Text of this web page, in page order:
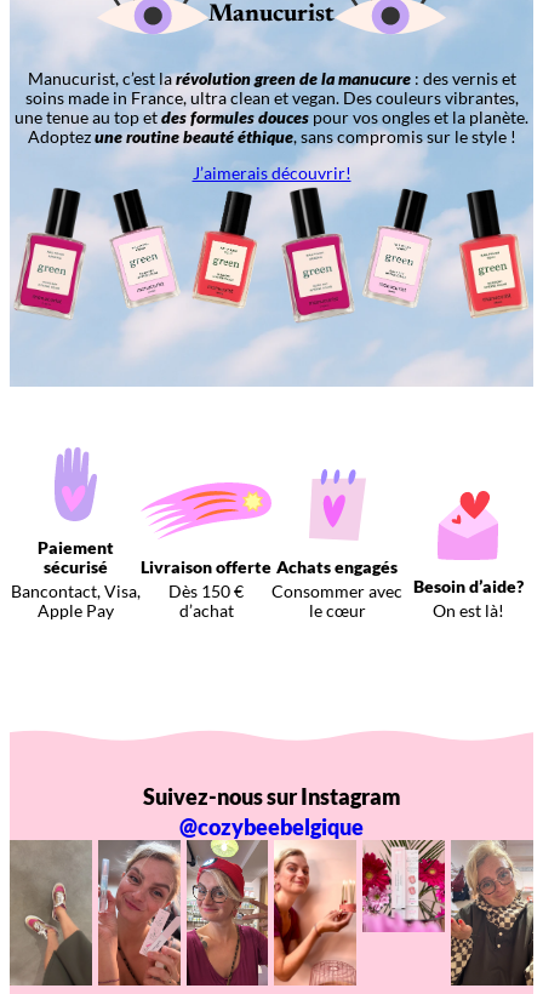
Manucurist
Manucurist, c’est larévolution green de la manucure: des vernis et
soins made in France, ultra clean et vegan. Des couleurs vibrantes,
une tenue au top etdes formules douces pour vos ongles et la planète.
Adoptezune routine beauté éthique, sans compromis sur le style !
J’aimerais découvrir!
Paiement
sécurisé
Bancontact, Visa,
Apple Pay
Livraison offerte
Dès 150 €
d’achat
Achats engagés
Consommer avec
le cœur
Besoin d’aide?
On est là!
Suivez-nous sur Instagram
@cozybeebelgique